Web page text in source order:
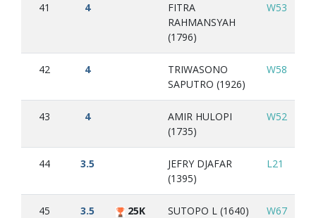
41 4
FITRA
RAHMANSYAH
(1796)
W53
42 4
TRIWASONO
SAPUTRO (1926)
W58
43 4
AMIR HULOPI
(1735)
W52
44 3.5
JEFRY DJAFAR
(1395)
L21
45 3.5 25K SUTOPO L (1640) W67